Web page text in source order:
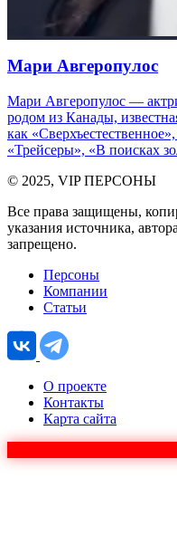
Мари Авгеропулос
Мари Авгеропулос —
родом из Канады,
как
«Трейсеры», «В поисках
© 2025, VIP ПЕРСОНЫ
Все права защищены,
указания источника,
запрещено.
Персоны
Компании
Статьи
О проекте
Контакты
Карта сайта